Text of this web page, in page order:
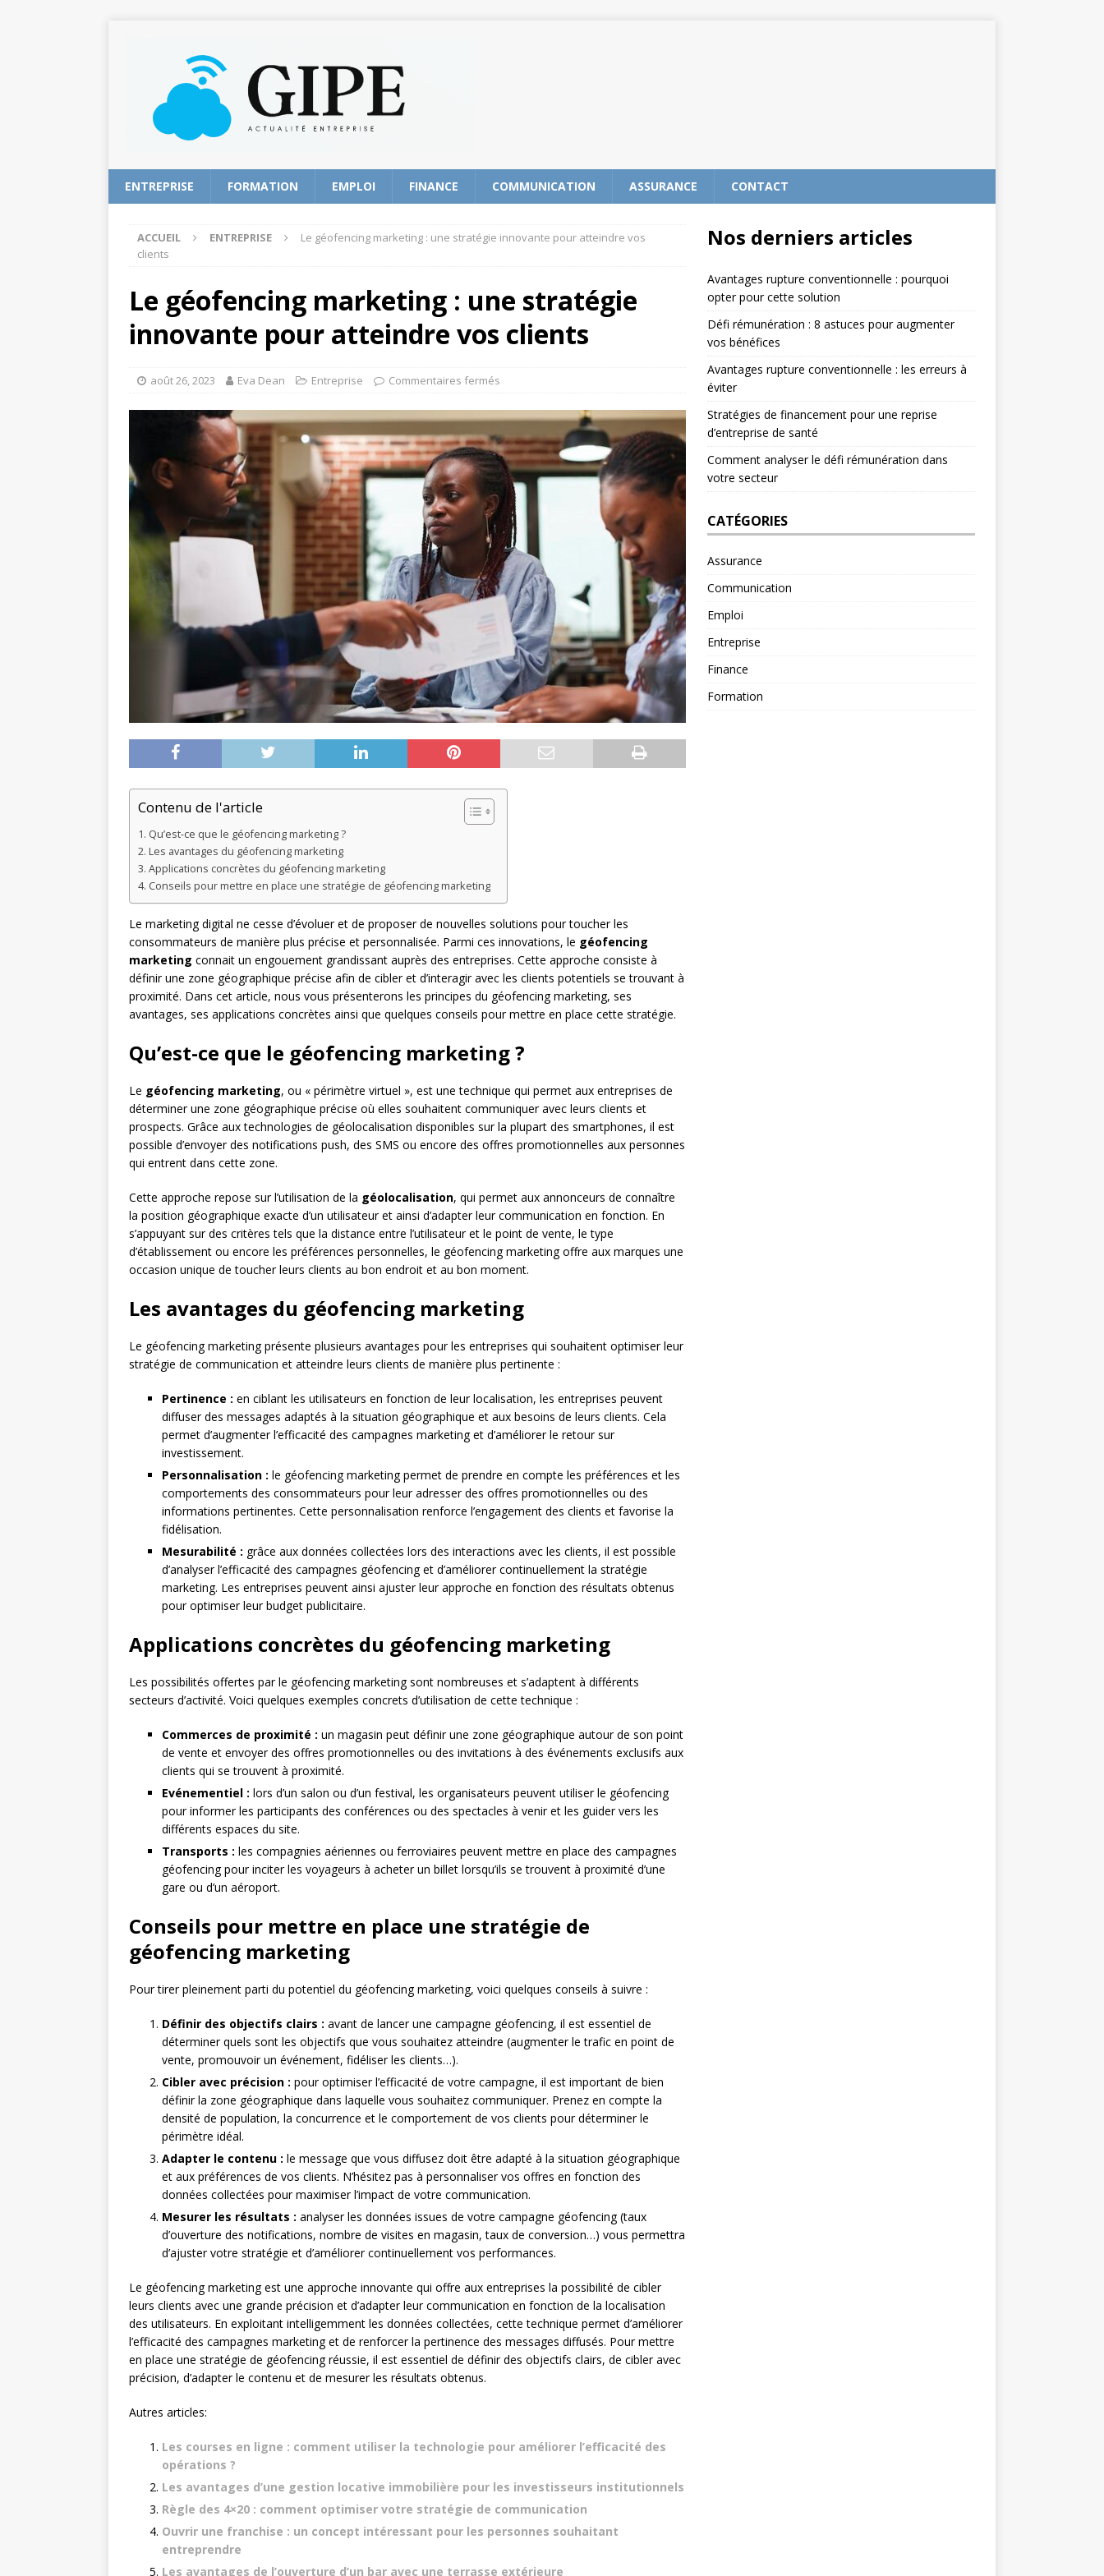
ENTREPRISE FORMATION EMPLOI FINANCE COMMUNICATION ASSURANCE CONTACT
ACCUEIL ENTREPRISE
Le géofencing marketing : une stratégie innovante pour atteindre vos
clients
Le géofencing marketing : une stratégie
innovante pour atteindre vos clients
août 26, 2023 Eva Dean Entreprise Commentaires fermés
Contenu de l'article
Qu’est-ce que le géofencing marketing ?
Les avantages du géofencing marketing
Applications concrètes du géofencing marketing
Conseils pour mettre en place une stratégie de géofencing marketing
Le marketing digital ne cesse d’évoluer et de proposer de nouvelles solutions pour toucher les
consommateurs de manière plus précise et personnalisée. Parmi ces innovations, le géofencing
marketing connait un engouement grandissant auprès des entreprises. Cette approche consiste à
définir une zone géographique précise afin de cibler et d’interagir avec les clients potentiels se trouvant à
proximité. Dans cet article, nous vous présenterons les principes du géofencing marketing, ses
avantages, ses applications concrètes ainsi que quelques conseils pour mettre en place cette stratégie.
Qu’est-ce que le géofencing marketing ?
Le géofencing marketing, ou « périmètre virtuel », est une technique qui permet aux entreprises de
déterminer une zone géographique précise où elles souhaitent communiquer avec leurs clients et
prospects. Grâce aux technologies de géolocalisation disponibles sur la plupart des smartphones, il est
possible d’envoyer des notifications push, des SMS ou encore des offres promotionnelles aux personnes
qui entrent dans cette zone.
Cette approche repose sur l’utilisation de la géolocalisation, qui permet aux annonceurs de connaître
la position géographique exacte d’un utilisateur et ainsi d’adapter leur communication en fonction. En
s’appuyant sur des critères tels que la distance entre l’utilisateur et le point de vente, le type
d’établissement ou encore les préférences personnelles, le géofencing marketing offre aux marques une
occasion unique de toucher leurs clients au bon endroit et au bon moment.
Les avantages du géofencing marketing
Le géofencing marketing présente plusieurs avantages pour les entreprises qui souhaitent optimiser leur
stratégie de communication et atteindre leurs clients de manière plus pertinente :
Pertinence : en ciblant les utilisateurs en fonction de leur localisation, les entreprises peuvent
diffuser des messages adaptés à la situation géographique et aux besoins de leurs clients. Cela
permet d’augmenter l’efficacité des campagnes marketing et d’améliorer le retour sur
investissement.
Personnalisation : le géofencing marketing permet de prendre en compte les préférences et les
comportements des consommateurs pour leur adresser des offres promotionnelles ou des
informations pertinentes. Cette personnalisation renforce l’engagement des clients et favorise la
fidélisation.
Mesurabilité : grâce aux données collectées lors des interactions avec les clients, il est possible
d’analyser l’efficacité des campagnes géofencing et d’améliorer continuellement la stratégie
marketing. Les entreprises peuvent ainsi ajuster leur approche en fonction des résultats obtenus
pour optimiser leur budget publicitaire.
Applications concrètes du géofencing marketing
Les possibilités offertes par le géofencing marketing sont nombreuses et s’adaptent à différents
secteurs d’activité. Voici quelques exemples concrets d’utilisation de cette technique :
Commerces de proximité : un magasin peut définir une zone géographique autour de son point
de vente et envoyer des offres promotionnelles ou des invitations à des événements exclusifs aux
clients qui se trouvent à proximité.
Evénementiel : lors d’un salon ou d’un festival, les organisateurs peuvent utiliser le géofencing
pour informer les participants des conférences ou des spectacles à venir et les guider vers les
différents espaces du site.
Transports : les compagnies aériennes ou ferroviaires peuvent mettre en place des campagnes
géofencing pour inciter les voyageurs à acheter un billet lorsqu’ils se trouvent à proximité d’une
gare ou d’un aéroport.
Conseils pour mettre en place une stratégie de
géofencing marketing
Pour tirer pleinement parti du potentiel du géofencing marketing, voici quelques conseils à suivre :
Définir des objectifs clairs : avant de lancer une campagne géofencing, il est essentiel de
déterminer quels sont les objectifs que vous souhaitez atteindre (augmenter le trafic en point de
vente, promouvoir un événement, fidéliser les clients…).
Cibler avec précision : pour optimiser l’efficacité de votre campagne, il est important de bien
définir la zone géographique dans laquelle vous souhaitez communiquer. Prenez en compte la
densité de population, la concurrence et le comportement de vos clients pour déterminer le
périmètre idéal.
Adapter le contenu : le message que vous diffusez doit être adapté à la situation géographique
et aux préférences de vos clients. N’hésitez pas à personnaliser vos offres en fonction des
données collectées pour maximiser l’impact de votre communication.
Mesurer les résultats : analyser les données issues de votre campagne géofencing (taux
d’ouverture des notifications, nombre de visites en magasin, taux de conversion…) vous permettra
d’ajuster votre stratégie et d’améliorer continuellement vos performances.
Le géofencing marketing est une approche innovante qui offre aux entreprises la possibilité de cibler
leurs clients avec une grande précision et d’adapter leur communication en fonction de la localisation
des utilisateurs. En exploitant intelligemment les données collectées, cette technique permet d’améliorer
l’efficacité des campagnes marketing et de renforcer la pertinence des messages diffusés. Pour mettre
en place une stratégie de géofencing réussie, il est essentiel de définir des objectifs clairs, de cibler avec
précision, d’adapter le contenu et de mesurer les résultats obtenus.
Autres articles:
Les courses en ligne : comment utiliser la technologie pour améliorer l’efficacité des
opérations ?
Les avantages d’une gestion locative immobilière pour les investisseurs institutionnels
Règle des 4×20 : comment optimiser votre stratégie de communication
Ouvrir une franchise : un concept intéressant pour les personnes souhaitant
entreprendre
Les avantages de l’ouverture d’un bar avec une terrasse extérieure
Nos derniers articles
Avantages rupture conventionnelle : pourquoi
opter pour cette solution
Défi rémunération : 8 astuces pour augmenter
vos bénéfices
Avantages rupture conventionnelle : les erreurs à
éviter
Stratégies de financement pour une reprise
d’entreprise de santé
Comment analyser le défi rémunération dans
votre secteur
CATÉGORIES
Assurance
Communication
Emploi
Entreprise
Finance
Formation